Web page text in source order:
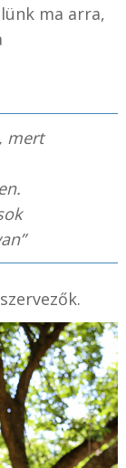
ma arra,
mert